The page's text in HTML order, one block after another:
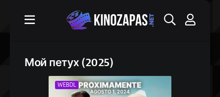
Мой петух (2025)
WEBDL